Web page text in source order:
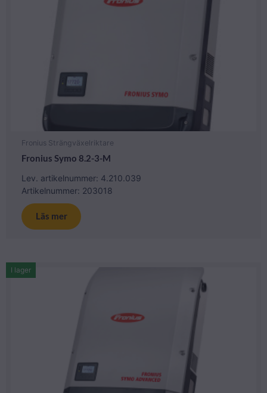
Fronius Strängväxelriktare
Fronius Symo 8.2-3-M
Lev. artikelnummer: 4.210.039
Artikelnummer: 203018
Läs mer
I lager